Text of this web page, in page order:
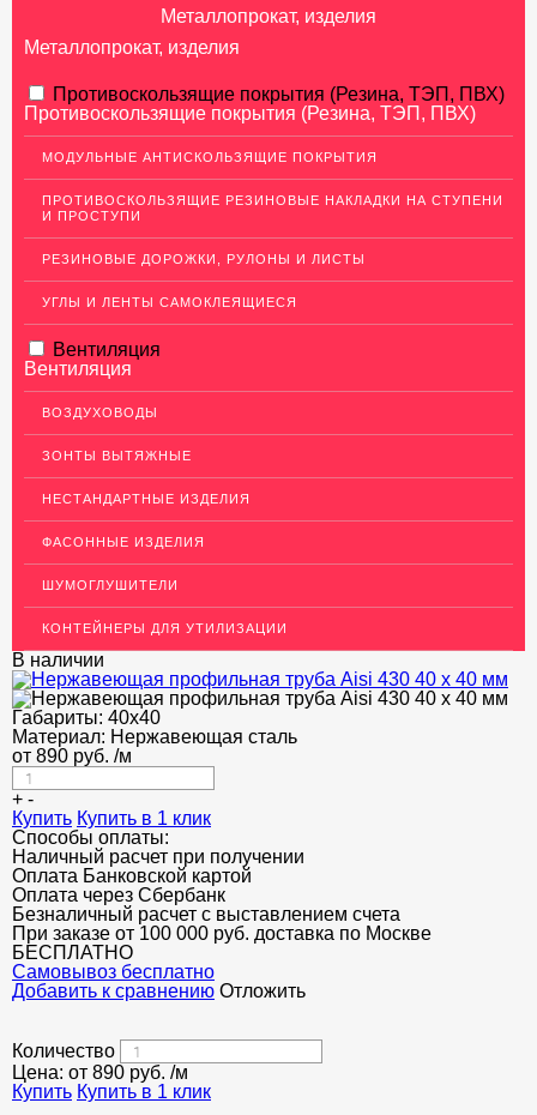
Металлопрокат, изделия
Металлопрокат, изделия
АЛЮМИНИЕВЫЙ ПРОКАТ
НЕРЖАВЕЮЩАЯ СТАЛЬ
Нержавеющие листы
Уголки из нержавеющей стали
Полоса из нержавейки
Нержавеющие трубы
ПВЛ-листы
Сетка из нержавейки
МЕДНЫЙ ПРОКАТ
ЛАТУННЫЙ ПРОКАТ
ДЕКОР НЕРЖАВЕЙКА
ОГРАЖДЕНИЯ ДЛЯ ЛЕСТНИЦ
ЭЛЕКТРОДЫ
ДЕКОРАТИВНЫЙ УГОЛОК
МЕТАЛЛИЧЕСКИЕ ПОРОГИ НАПОЛЬНЫЕ (ДЛЯ ПОЛА),
РАСКЛАДКА, ПЛИНТУС
ПОТОЛКИ
АКЦИИ
НЕДОРОГОЙ МЕТАЛЛОПРОКАТ
Противоскользящие покрытия (Резина, ТЭП, ПВХ)
Противоскользящие покрытия (Резина, ТЭП, ПВХ)
МОДУЛЬНЫЕ АНТИСКОЛЬЗЯЩИЕ ПОКРЫТИЯ
ПРОТИВОСКОЛЬЗЯЩИЕ РЕЗИНОВЫЕ НАКЛАДКИ НА СТУПЕНИ
И ПРОСТУПИ
РЕЗИНОВЫЕ ДОРОЖКИ, РУЛОНЫ И ЛИСТЫ
УГЛЫ И ЛЕНТЫ САМОКЛЕЯЩИЕСЯ
Вентиляция
Вентиляция
ВОЗДУХОВОДЫ
ЗОНТЫ ВЫТЯЖНЫЕ
НЕСТАНДАРТНЫЕ ИЗДЕЛИЯ
ФАСОННЫЕ ИЗДЕЛИЯ
ШУМОГЛУШИТЕЛИ
КОНТЕЙНЕРЫ ДЛЯ УТИЛИЗАЦИИ
В наличии
Габариты: 40х40
Материал: Нержавеющая сталь
от 890 руб. /м
+ -
Купить Купить в 1 клик
Способы оплаты:
Наличный расчет при получении
Оплата Банковской картой
Оплата через Сбербанк
Безналичный расчет с выставлением счета
При заказе от 100 000 руб. доставка по Москве
БЕСПЛАТНО
Cамовывоз бесплатно
Добавить к сравнению Отложить
Количество
Цена: от 890 руб. /м
Купить Купить в 1 клик